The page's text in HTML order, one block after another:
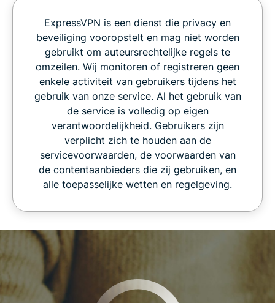
ExpressVPN is een dienst die privacy en
beveiliging vooropstelt en mag niet worden
gebruikt om auteursrechtelijke regels te
omzeilen. Wij monitoren of registreren geen
enkele activiteit van gebruikers tijdens het
gebruik van onze service. Al het gebruik van
de service is volledig op eigen
verantwoordelijkheid. Gebruikers zijn
verplicht zich te houden aan de
servicevoorwaarden, de voorwaarden van
de contentaanbieders die zij gebruiken, en
alle toepasselijke wetten en regelgeving.